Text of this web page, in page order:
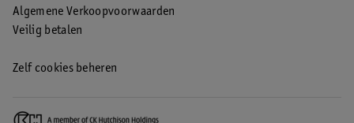
Algemene Verkoopvoorwaarden
Veilig betalen
Zelf cookies beheren